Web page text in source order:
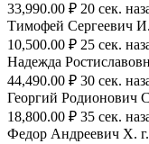
33,990.00 ₽ 20 сек.
Тимофей Сергеевич
10,500.00 ₽ 25 сек.
Надежда
44,490.00 ₽ 30 сек.
Георгий Родионович
18,800.00 ₽ 35 сек.
Федор Андреевич Х.